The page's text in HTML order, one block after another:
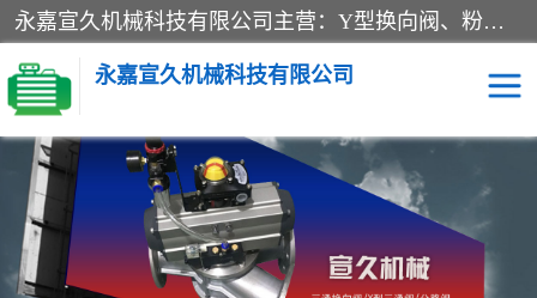
永嘉宣久机械科技有限公司主营：Y型换向阀、粉体换向阀、板式换向阀、三通换向阀、三通换向器、三通分路阀、管路换向阀等产品及服务。
永嘉宣久机械科技有限公司
换向阀 Y型换向阀
板式换向阀 粉料换向阀